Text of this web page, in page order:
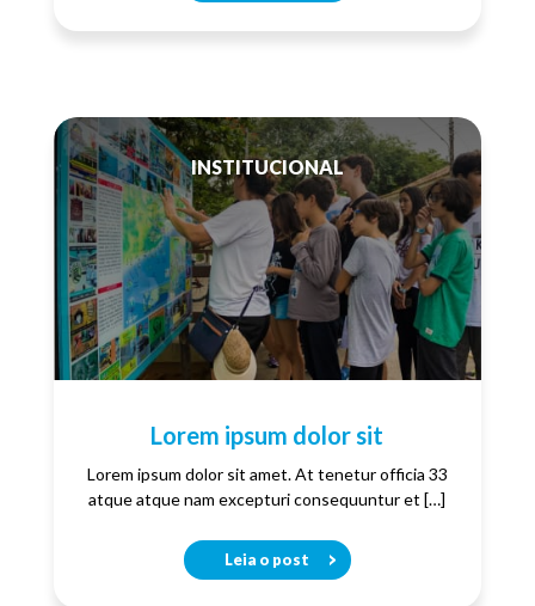
INSTITUCIONAL
Lorem ipsum dolor sit
Lorem ipsum dolor sit amet. At tenetur officia 33
atque atque nam excepturi consequuntur et […]
Leia o post